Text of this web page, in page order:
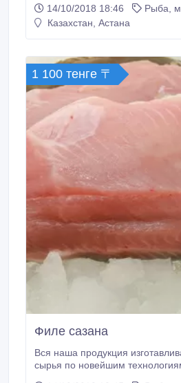
высокого качества. Все
идеальных условиях и имеют
14/10/2018 18:46
Рыба,
Казахстан, Астана
1 100 тенге 〒
Филе сазана
Вся наша продукция
сырья по новейшим технологиям, что